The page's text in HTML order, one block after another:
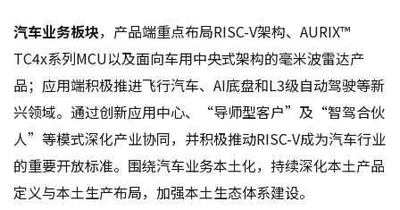
汽车业务板块，产品端重点布局RISC-V架构、AURIX™
TC4x系列MCU以及面向车用中央式架构的毫米波雷达产
品；应用端积极推进飞行汽车、AI底盘和L3级自动驾驶等新
兴领域。通过创新应用中心、“导师型客户”及“智驾合伙
人”等模式深化产业协同，并积极推动RISC-V成为汽车行业
的重要开放标准。围绕汽车业务本土化，持续深化本土产品
定义与本土生产布局，加强本土生态体系建设。